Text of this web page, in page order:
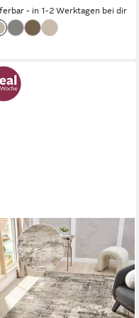
- in 1-2 Werktagen bei dir